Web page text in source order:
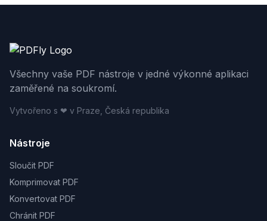
Všechny vaše PDF nástroje v jedné výkonné aplikaci
zaměřené na soukromí.
Vytvořeno s ❤ v Praze, Česká republika
Nástroje
Sloučit PDF
Komprimovat PDF
Konvertovat PDF
Chránit PDF